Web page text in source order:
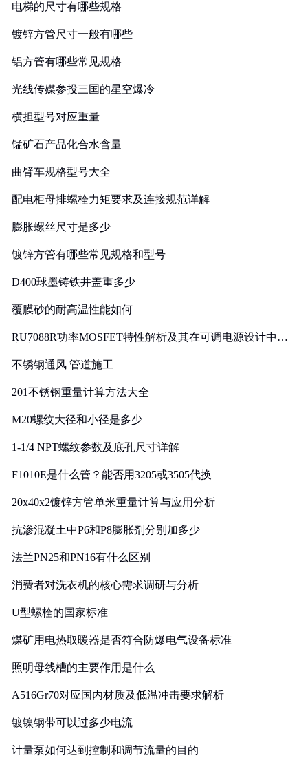
电梯的尺寸有哪些规格
镀锌方管尺寸一般有哪些
铝方管有哪些常见规格
光线传媒参投三国的星空爆冷
横担型号对应重量
锰矿石产品化合水含量
曲臂车规格型号大全
配电柜母排螺栓力矩要求及连接规范详解
膨胀螺丝尺寸是多少
镀锌方管有哪些常见规格和型号
D400球墨铸铁井盖重多少
覆膜砂的耐高温性能如何
RU7088R功率MOSFET特性解析及其在可调电源设计中的
不锈钢通风 管道施工
201不锈钢重量计算方法大全
M20螺纹大径和小径是多少
1-1/4 NPT螺纹参数及底孔尺寸详解
F1010E是什么管？能否用3205或3505代换
20x40x2镀锌方管单米重量计算与应用分析
抗渗混凝土中P6和P8膨胀剂分别加多少
法兰PN25和PN16有什么区别
消费者对洗衣机的核心需求调研与分析
U型螺栓的国家标准
煤矿用电热取暖器是否符合防爆电气设备标准
照明母线槽的主要作用是什么
A516Gr70对应国内材质及低温冲击要求解析
镀镍钢带可以过多少电流
计量泵如何达到控制和调节流量的目的